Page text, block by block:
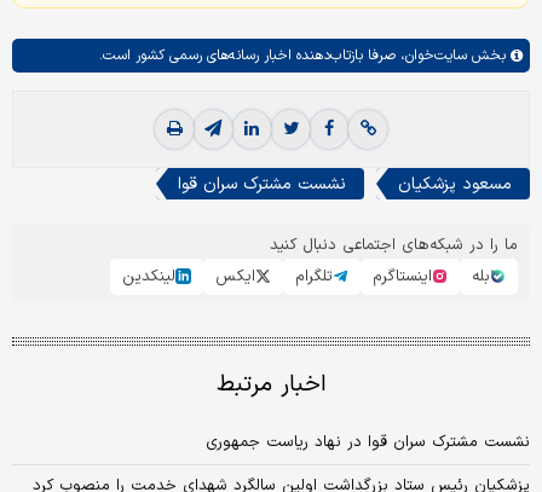
بخش سایت‌خوان، صرفا بازتاب‌دهنده اخبار رسانه‌های رسمی کشور است.
مسعود پزشکیان نشست مشترک سران قوا
ما را در شبکه‌های اجتماعی دنبال کنید
بله
اینستاگرم تلگرام ایکس لینکدین
اخبار مرتبط
نشست مشترک سران قوا در نهاد ریاست جمهوری
پزشکیان رئیس ستاد بزرگداشت اولین سالگرد شهدای خدمت را منصوب کرد